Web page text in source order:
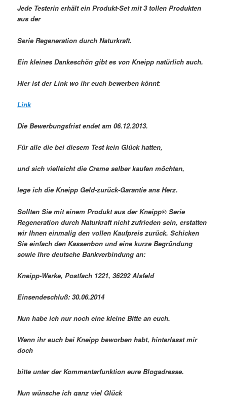
Jede Testerin erhält ein Produkt-Set mit 3 tollen Produkten
aus der
Serie Regeneration durch Naturkraft.
Ein kleines Dankeschön gibt es von Kneipp natürlich auch.
Hier ist der Link wo ihr euch bewerben könnt:
Link
Die Bewerbungsfrist endet am 06.12.2013.
Für alle die bei diesem Test kein Glück hatten,
und sich vielleicht die Creme selber kaufen möchten,
lege ich die Kneipp Geld-zurück-Garantie ans Herz.
Sollten Sie mit einem Produkt aus der Kneipp® Serie
Regeneration durch Naturkraft nicht zufrieden sein, erstatten
wir Ihnen einmalig den vollen Kaufpreis zurück. Schicken
Sie einfach den Kassenbon und eine kurze Begründung
sowie Ihre deutsche Bankverbindung an:
Kneipp-Werke, Postfach 1221, 36292 Alsfeld
Einsendeschluß: 30.06.2014
Nun habe ich nur noch eine kleine Bitte an euch.
Wenn ihr euch bei Kneipp beworben habt, hinterlasst mir
doch
bitte unter der Kommentarfunktion eure Blogadresse.
Nun wünsche ich ganz viel Glück